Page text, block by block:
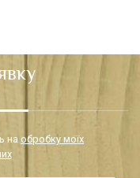
на обробку моїх